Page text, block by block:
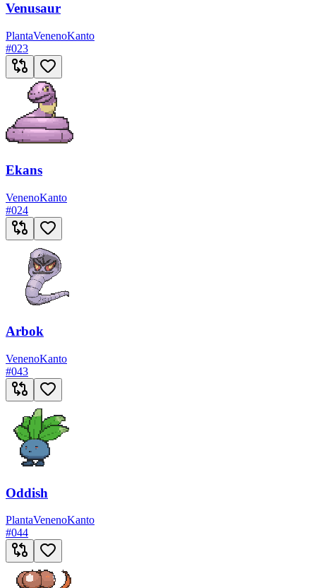
Venusaur
PlantaVenenoKanto
#023
Ekans
VenenoKanto
#024
Arbok
VenenoKanto
#043
Oddish
PlantaVenenoKanto
#044